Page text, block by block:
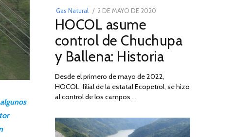
Gas Natural
POSTED
ON
2 DE MAYO DE 2020
DE
2026
HOCOL asume
control de Chuchupa
y Ballena: Historia
Desde el primero de mayo de 2022,
HOCOL, filial de la estatal Ecopetrol, se hizo
al control de los campos …